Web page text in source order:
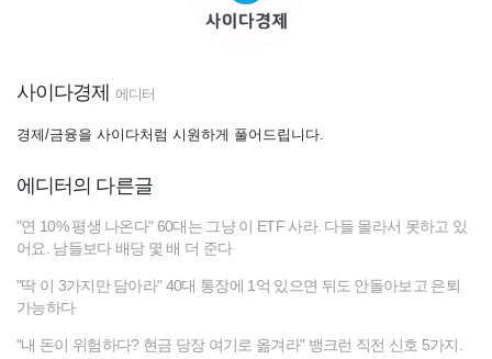
사이다경제 에디터
경제/금융을 사이다처럼 시원하게 풀어드립니다.
에디터의 다른글
"연 10% 평생 나온다" 60대는 그냥 이 ETF 사라. 다들 몰라서 못하고 있
어요. 남들보다 배당 몇 배 더 준다
"딱 이 3가지만 담아라" 40대 통장에 1억 있으면 뒤도 안돌아보고 은퇴
가능하다
"내 돈이 위험하다? 현금 당장 여기로 옮겨라" 뱅크런 직전 신호 5가지.